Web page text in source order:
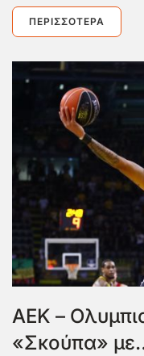
ΠΕΡΙΣΣΌΤΕΡΑ
ΑΕΚ –
«Σκούπα»